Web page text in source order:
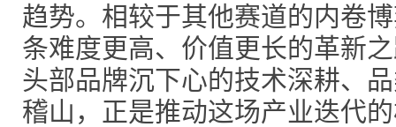
趋势。相较于其他赛道的内卷
条难度更高、价值更长的革新
头部品牌沉下心的技术深耕、
稽山，正是推动这场产业迭代